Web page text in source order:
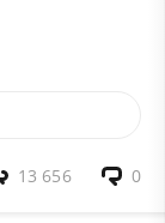
0
13 656